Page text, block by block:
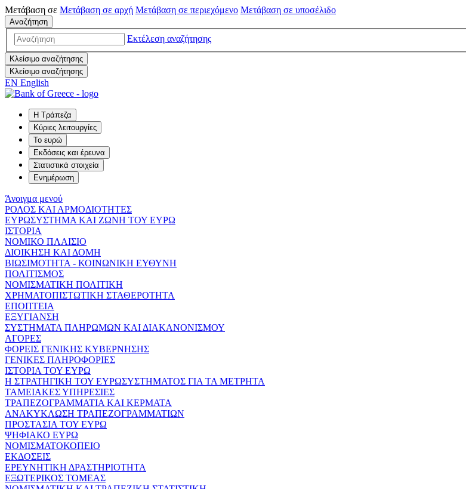
Μετάβαση σε Μετάβαση σε αρχή Μετάβαση σε περιεχόμενο Μετάβαση σε υποσέλιδο
Αναζήτηση
Εκτέλεση αναζήτησης
Κλείσιμο αναζήτησης
Κλείσιμο αναζήτησης
EN English
Η Τράπεζα
Κύριες λειτουργίες
Το ευρώ
Εκδόσεις και έρευνα
Στατιστικά στοιχεία
Ενημέρωση
Άνοιγμα μενού
ΡΟΛΟΣ ΚΑΙ ΑΡΜΟΔΙΟΤΗΤΕΣ
ΕΥΡΩΣΥΣΤΗΜΑ ΚΑΙ ΖΩΝΗ ΤΟΥ ΕΥΡΩ
ΙΣΤΟΡΙΑ
ΝΟΜΙΚΟ ΠΛΑΙΣΙΟ
ΔΙΟΙΚΗΣΗ ΚΑΙ ΔΟΜΗ
ΒΙΩΣΙΜΟΤΗΤΑ - ΚΟΙΝΩΝΙΚΗ ΕΥΘΥΝΗ
ΠΟΛΙΤΙΣΜΟΣ
ΝΟΜΙΣΜΑΤΙΚΗ ΠΟΛΙΤΙΚΗ
ΧΡΗΜΑΤΟΠΙΣΤΩΤΙΚΗ ΣΤΑΘΕΡΟΤΗΤΑ
ΕΠΟΠΤΕΙΑ
ΕΞΥΓΙΑΝΣΗ
ΣΥΣΤΗΜΑΤΑ ΠΛΗΡΩΜΩΝ ΚΑΙ ΔΙΑΚΑΝΟΝΙΣΜΟΥ
ΑΓΟΡΕΣ
ΦΟΡΕΙΣ ΓΕΝΙΚΗΣ ΚΥΒΕΡΝΗΣΗΣ
ΓΕΝΙΚΕΣ ΠΛΗΡΟΦΟΡΙΕΣ
ΙΣΤΟΡΙΑ ΤΟΥ ΕΥΡΩ
Η ΣΤΡΑΤΗΓΙΚΗ ΤΟΥ ΕΥΡΩΣΥΣΤΗΜΑΤΟΣ ΓΙΑ ΤΑ ΜΕΤΡΗΤΑ
ΤΑΜΕΙΑΚΕΣ ΥΠΗΡΕΣΙΕΣ
ΤΡΑΠΕΖΟΓΡΑΜΜΑΤΙΑ ΚΑΙ ΚΕΡΜΑΤΑ
ΑΝΑΚΥΚΛΩΣΗ ΤΡΑΠΕΖΟΓΡΑΜΜΑΤΙΩΝ
ΠΡΟΣΤΑΣΙΑ ΤΟΥ ΕΥΡΩ
ΨΗΦΙΑΚΟ ΕΥΡΩ
ΝΟΜΙΣΜΑΤΟΚΟΠΕΙΟ
ΕΚΔΟΣΕΙΣ
ΕΡΕΥΝΗΤΙΚΗ ΔΡΑΣΤΗΡΙΟΤΗΤΑ
ΕΞΩΤΕΡΙΚΟΣ ΤΟΜΕΑΣ